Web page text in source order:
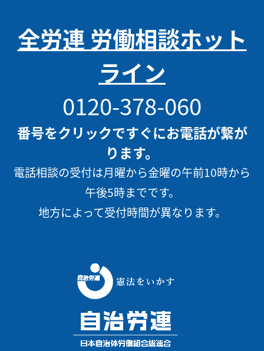
全労連 労働相談ホット
ライン
0120-378-060
番号をクリックですぐにお電話が繋が
ります。
電話相談の受付は月曜から金曜の午前10時から
午後5時までです。
地方によって受付時間が異なります。